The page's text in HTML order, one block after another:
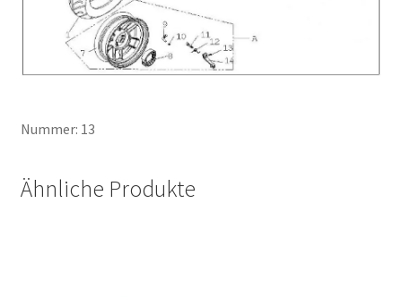
Nummer: 13
Ähnliche Produkte